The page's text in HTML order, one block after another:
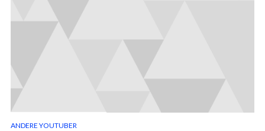
ANDERE YOUTUBER